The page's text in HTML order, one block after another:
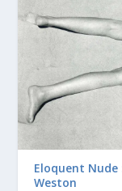
Eloquent Nude
Weston